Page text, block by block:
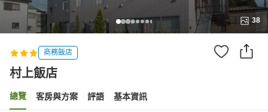
38
商務飯店
村上飯店
總覽 客房與方案 評語 基本資訊